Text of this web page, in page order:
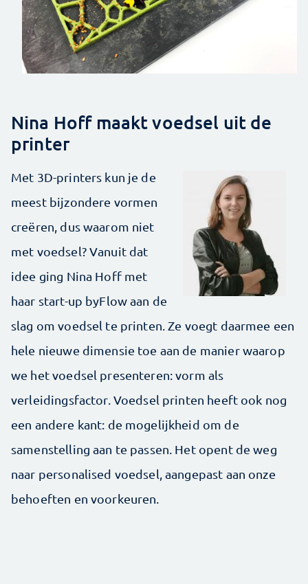
Nina Hoff maakt voedsel uit de
printer
Met 3D-printers kun je de
meest bijzondere vormen
creëren, dus waarom niet
met voedsel? Vanuit dat
idee ging Nina Hoff met
haar start-up byFlow aan de
slag om voedsel te printen. Ze voegt daarmee een
hele nieuwe dimensie toe aan de manier waarop
we het voedsel presenteren: vorm als
verleidingsfactor. Voedsel printen heeft ook nog
een andere kant: de mogelijkheid om de
samenstelling aan te passen. Het opent de weg
naar personalised voedsel, aangepast aan onze
behoeften en voorkeuren.